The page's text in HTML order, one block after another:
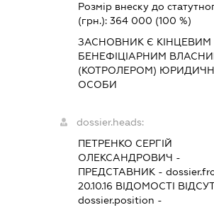
Розмір внеску до
(грн.):364 000 (100 %)
ЗАСНОВНИК Є КІНЦЕВИМ
БЕНЕФІЦІАРНИМ
(КОТРОЛЕРОМ)
ОСОБИ
dossier.heads:
ПЕТРЕНКО СЕРГІЙ
ОЛЕКСАНДРОВИЧ -
ПРЕДСТАВНИК -
20.10.16 ВІДОМОСТІ
dossier.position -